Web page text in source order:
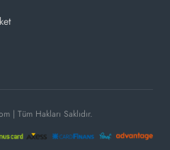
| Tüm Hakları Saklıdır.